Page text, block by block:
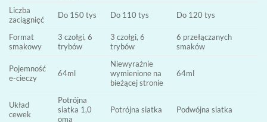
Liczba
zaciągnięć
Do 150 tys Do 110 tys Do 120 tys
Format
smakowy
3 czołgi, 6
trybów
3 czołgi, 6
trybów
6 przełączanych
smaków
Pojemność
e-cieczy
64ml
Niewyraźnie
wymienione na
bieżącej stronie
64ml
Układ
cewek
Potrójna
siatka 1,0
oma
Potrójna siatka Podwójna siatka